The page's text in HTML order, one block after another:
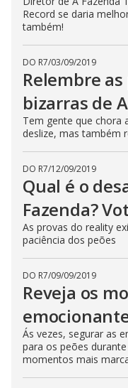
Record se daria
também!
DO R7/03/09/2019
Relembre
bizarras de
Tem gente que chora
deslize, mas também
DO R7/12/09/2019
Qual é o
Fazenda?
As provas do reality
paciência dos peões
DO R7/09/09/2019
Reveja os
Ás vezes, segurar as
para os peões
momentos mais